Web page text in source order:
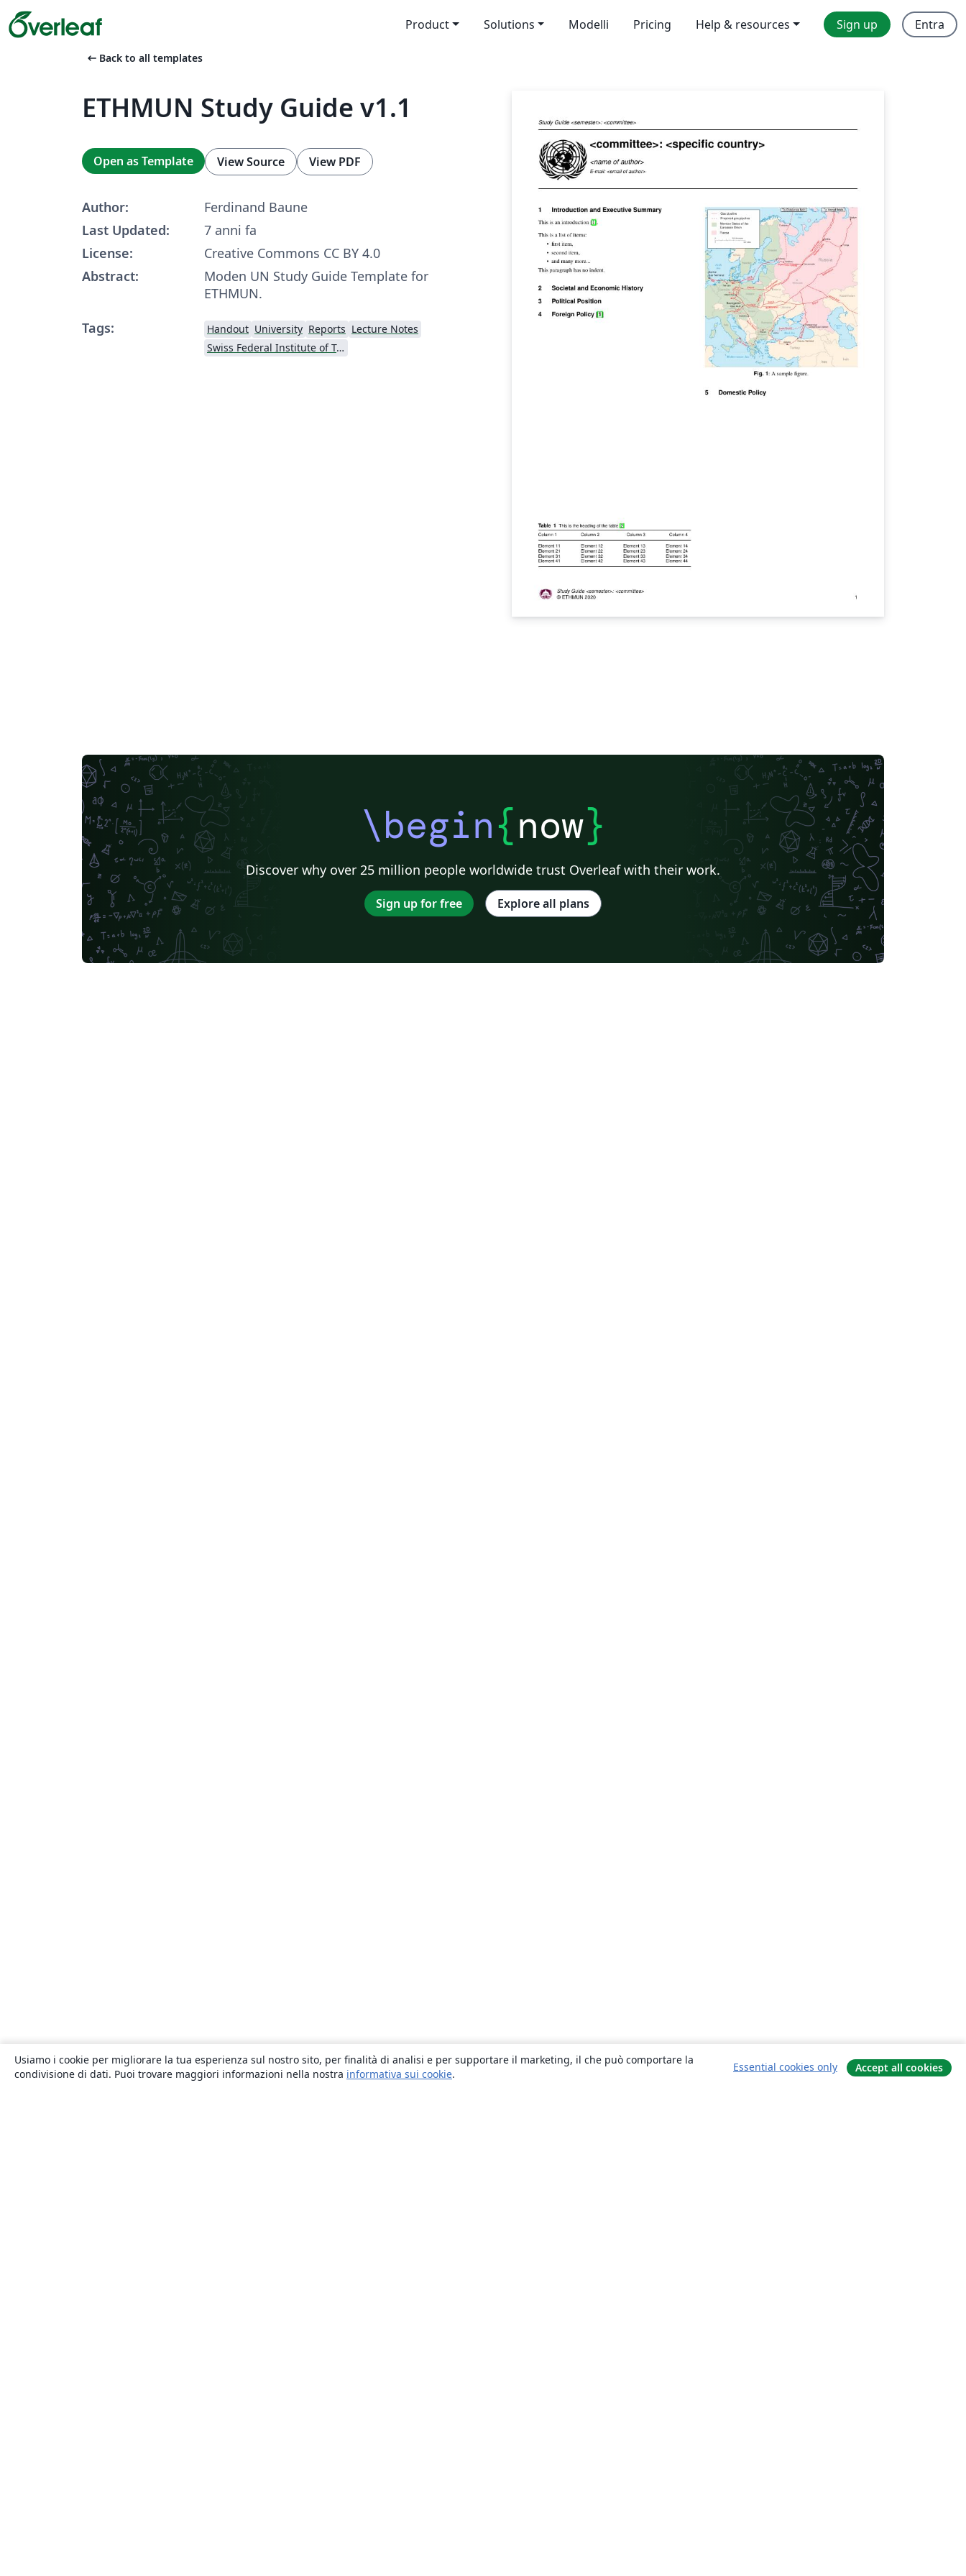
Product Solutions Modelli Pricing Help & resources Sign up Entra
arrow_left_alt Back to all templates
ETHMUN Study Guide v1.1
Open as Template View Source View PDF
Author:
Ferdinand Baune
Last Updated:
7 anni fa
License:
Creative Commons CC BY 4.0
Abstract:
Moden UN Study Guide Template for
ETHMUN.
Tags:
Handout University Reports Lecture Notes
Swiss Federal Institute of Technology in Zurich (ETH Zürich)
\begin{now}
Discover why over 25 million people worldwide trust Overleaf with their work.
Sign up for free Explore all plans
Usiamo i cookie per migliorare la tua esperienza sul nostro sito, per finalità di analisi e per supportare il marketing, il che può comportare la
condivisione di dati. Puoi trovare maggiori informazioni nella nostra informativa sui cookie.
Essential cookies only Accept all cookies